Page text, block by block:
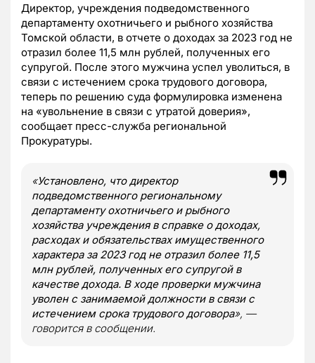
Директор, учреждения подведомственного
департаменту охотничьего и рыбного хозяйства
Томской области, в отчете о доходах за 2023 год не
отразил более 11,5 млн рублей, полученных его
супругой. После этого мужчина успел уволиться, в
связи с истечением срока трудового договора,
теперь по решению суда формулировка изменена
на «увольнение в связи с утратой доверия»,
сообщает пресс-служба региональной
Прокуратуры.
«Установлено, что директор
подведомственного региональному
департаменту охотничьего и рыбного
хозяйства учреждения в справке о доходах,
расходах и обязательствах имущественного
характера за 2023 год не отразил более 11,5
млн рублей, полученных его супругой в
качестве дохода. В ходе проверки мужчина
уволен с занимаемой должности в связи с
истечением срока трудового договора», —
говорится в сообщении.